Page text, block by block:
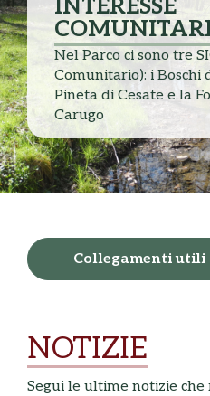
INTERESSE
Nel Parco ci sono tre
Comunitario): i Boschi
Pineta di Cesate e la
Carugo
Collegamenti utili
NOTIZIE
Segui le ultime notizie